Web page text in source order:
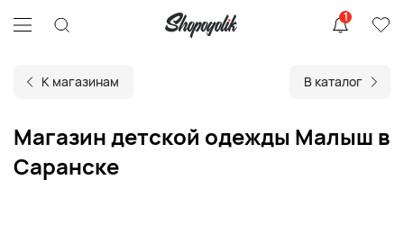
1
К магазинам В каталог
Магазин детской одежды Малыш в
Саранске